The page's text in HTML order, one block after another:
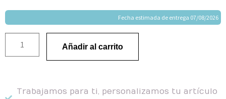
Fecha estimada de entrega 07/08/2026
Añadir al carrito
Trabajamos para ti, personalizamos tu artículo